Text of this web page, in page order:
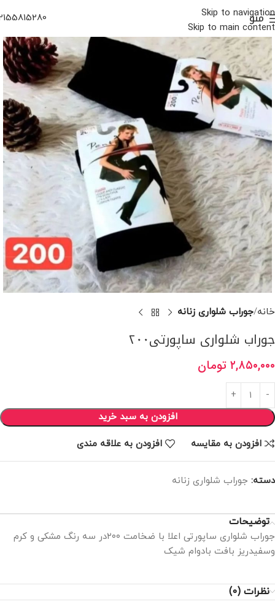
Skip to navigation
Skip to main content
منو
خانه جوراب شلواری زنانه
جوراب شلواری ساپورتی۲۰۰
۲,۸۵۰,۰۰۰ تومان
افزودن به سبد خرید
افزودن به مقایسه افزودن به علاقه مندی
دسته: جوراب شلواری زنانه
توضیحات
جوراب شلواری ساپورتی اعلا با ضخامت ۲۰۰در سه رنگ مشکی و کرم
وسفیدریز بافت بادوام شیک
نظرات (0)